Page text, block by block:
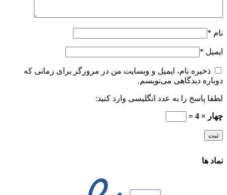
نام *
ایمیل *
ذخیره نام، ایمیل و وبسایت من در مرورگر برای زمانی که
دوباره دیدگاهی می‌نویسم.
لطفا پاسخ را به عدد انگلیسی وارد کنید:
چهار × 4 =
نماد ها